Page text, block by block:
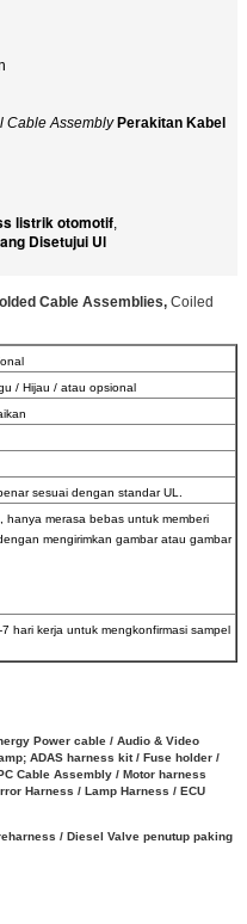
Cable Assembly Perakitan Kabel
listrik otomotif,
Disetujui Ul
Cable Assemblies, Coiled
/ Hijau / atau opsional
sesuai dengan standar UL.
hanya merasa bebas untuk memberi
mengirimkan gambar atau gambar
hari kerja untuk mengkonfirmasi sampel
Power cable / Audio & Video
ADAS harness kit / Fuse holder /
Cable Assembly / Motor harness
Harness / Lamp Harness / ECU
/ Diesel Valve penutup paking